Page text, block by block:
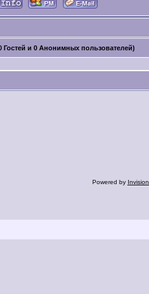
Гостей и 0 Анонимных пользователей)
Powered by